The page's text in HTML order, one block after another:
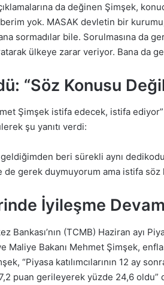
da değinen Şimşek,
yok. MASAK devletin bir
sormadılar bile. Sorulmasına da
ülkeye zarar veriyor. Bana da
“Söz Konusu
Şimşek istifa edecek, istifa
şu yanıtı verdi:
beri sürekli aynı
de gerek duymuyorum ama istifa söz
İyileşme
(TCMB) Haziran ayı
Maliye Bakanı Mehmet Şimşek,
“Piyasa katılımcılarının 12 ay
puan gerileyerek yüzde 24,6